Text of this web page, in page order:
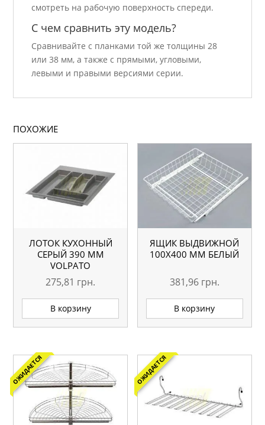
смотреть на рабочую поверхность спереди.
С чем сравнить эту модель?
Сравнивайте с планками той же толщины 28
или 38 мм, а также с прямыми, угловыми,
левыми и правыми версиями серии.
ПОХОЖИЕ
ЛОТОК КУХОННЫЙ
СЕРЫЙ 390 ММ
VOLPATO
275,81 грн.
В корзину
ЯЩИК ВЫДВИЖНОЙ
100Х400 ММ БЕЛЫЙ
381,96 грн.
В корзину
ОЖИДАЕТСЯ ОЖИДАЕТСЯ